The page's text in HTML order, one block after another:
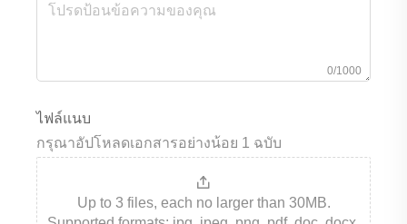
0/1000
ไฟล์แนบ
กรุณาอัปโหลดเอกสารอย่างน้อย 1 ฉบับ
Up to 3 files, each no larger than 30MB.